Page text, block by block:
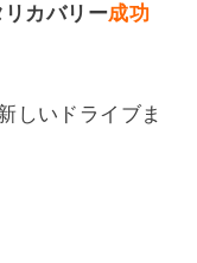
リカバリー成功
しいドライブま